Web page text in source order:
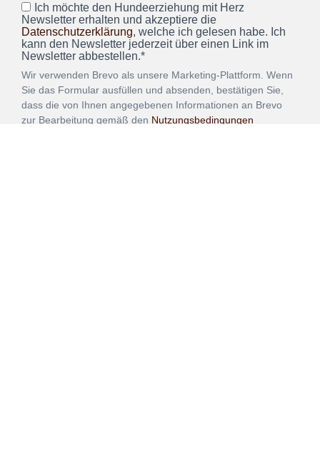
Ich möchte den Hundeerziehung mit Herz
Newsletter erhalten und akzeptiere die
Datenschutzerklärung, welche ich gelesen habe. Ich
kann den Newsletter jederzeit über einen Link im
Newsletter abbestellen.*
Wir verwenden Brevo als unsere Marketing-Plattform. Wenn
Sie das Formular ausfüllen und absenden, bestätigen Sie,
dass die von Ihnen angegebenen Informationen an Brevo
zur Bearbeitung gemäß den Nutzungsbedingungen